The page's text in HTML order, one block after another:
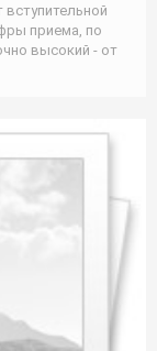
приема, по
высокий - от